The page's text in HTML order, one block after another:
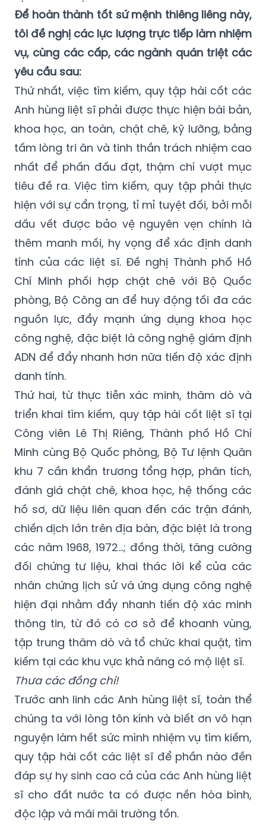
Để hoàn thành tốt sứ mệnh thiêng liêng này,
tôi đề nghị các lực lượng trực tiếp làm nhiệm
vụ, cùng các cấp, các ngành quán triệt các
yêu cầu sau:
Thứ nhất, việc tìm kiếm, quy tập hài cốt các
Anh hùng liệt sĩ phải được thực hiện bài bản,
khoa học, an toàn, chặt chẽ, kỹ lưỡng, bằng
tấm lòng tri ân và tinh thần trách nhiệm cao
nhất để phấn đấu đạt, thậm chí vượt mục
tiêu đề ra. Việc tìm kiếm, quy tập phải thực
hiện với sự cẩn trọng, tỉ mỉ tuyệt đối, bởi mỗi
dấu vết được bảo vệ nguyên vẹn chính là
thêm manh mối, hy vọng để xác định danh
tính của các liệt sĩ. Đề nghị Thành phố Hồ
Chí Minh phối hợp chặt chẽ với Bộ Quốc
phòng, Bộ Công an để huy động tối đa các
nguồn lực, đẩy mạnh ứng dụng khoa học
công nghệ, đặc biệt là công nghệ giám định
ADN để đẩy nhanh hơn nữa tiến độ xác định
danh tính.
Thứ hai, từ thực tiễn xác minh, thăm dò và
triển khai tìm kiếm, quy tập hài cốt liệt sĩ tại
Công viên Lê Thị Riêng, Thành phố Hồ Chí
Minh cùng Bộ Quốc phòng, Bộ Tư lệnh Quân
khu 7 cần khẩn trương tổng hợp, phân tích,
đánh giá chặt chẽ, khoa học, hệ thống các
hồ sơ, dữ liệu liên quan đến các trận đánh,
chiến dịch lớn trên địa bàn, đặc biệt là trong
các năm 1968, 1972...; đồng thời, tăng cường
đối chứng tư liệu, khai thác lời kể của các
nhân chứng lịch sử và ứng dụng công nghệ
hiện đại nhằm đẩy nhanh tiến độ xác minh
thông tin, từ đó có cơ sở để khoanh vùng,
tập trung thăm dò và tổ chức khai quật, tìm
kiếm tại các khu vực khả năng có mộ liệt sĩ.
Thưa các đồng chí!
Trước anh linh các Anh hùng liệt sĩ, toàn thể
chúng ta với lòng tôn kính và biết ơn vô hạn
nguyện làm hết sức mình nhiệm vụ tìm kiếm,
quy tập hài cốt các liệt sĩ để phần nào đền
đáp sự hy sinh cao cả của các Anh hùng liệt
sĩ cho đất nước ta có được nền hòa bình,
độc lập và mãi mãi trường tồn.